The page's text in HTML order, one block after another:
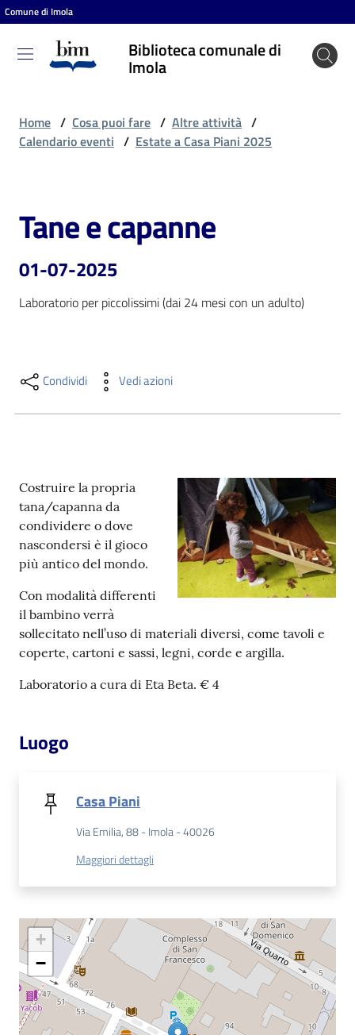
Vai al contenuto
Vai alla navigazione
Vai al footer
Comune di Imola
Biblioteca comunale di
Imola
Biblioteca
comunale
Cosa
puoi
fare
contenuti
Piani
Archivio
storico
Patto
lettura
Home / Cosa puoi fare / Altre attività /
Calendario eventi / Estate a Casa Piani 2025
Salta al contenuto
Tane e capanne
01-07-2025
Laboratorio per piccolissimi (dai 24 mesi con un adulto)
Condividi Vedi azioni
Costruire la propria
tana/capanna da
condividere o dove
nascondersi è il gioco
più antico del mondo.
Con modalità differenti
il bambino verrà
sollecitato nell’uso di materiali diversi, come tavoli e
coperte, cartoni e sassi, legni, corde e argilla.
Laboratorio a cura di Eta Beta. € 4
Luogo
Casa Piani
Via Emilia, 88 - Imola - 40026
Maggiori dettagli
+
−